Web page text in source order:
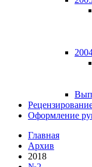
Оформление
Главная
Архив
2018